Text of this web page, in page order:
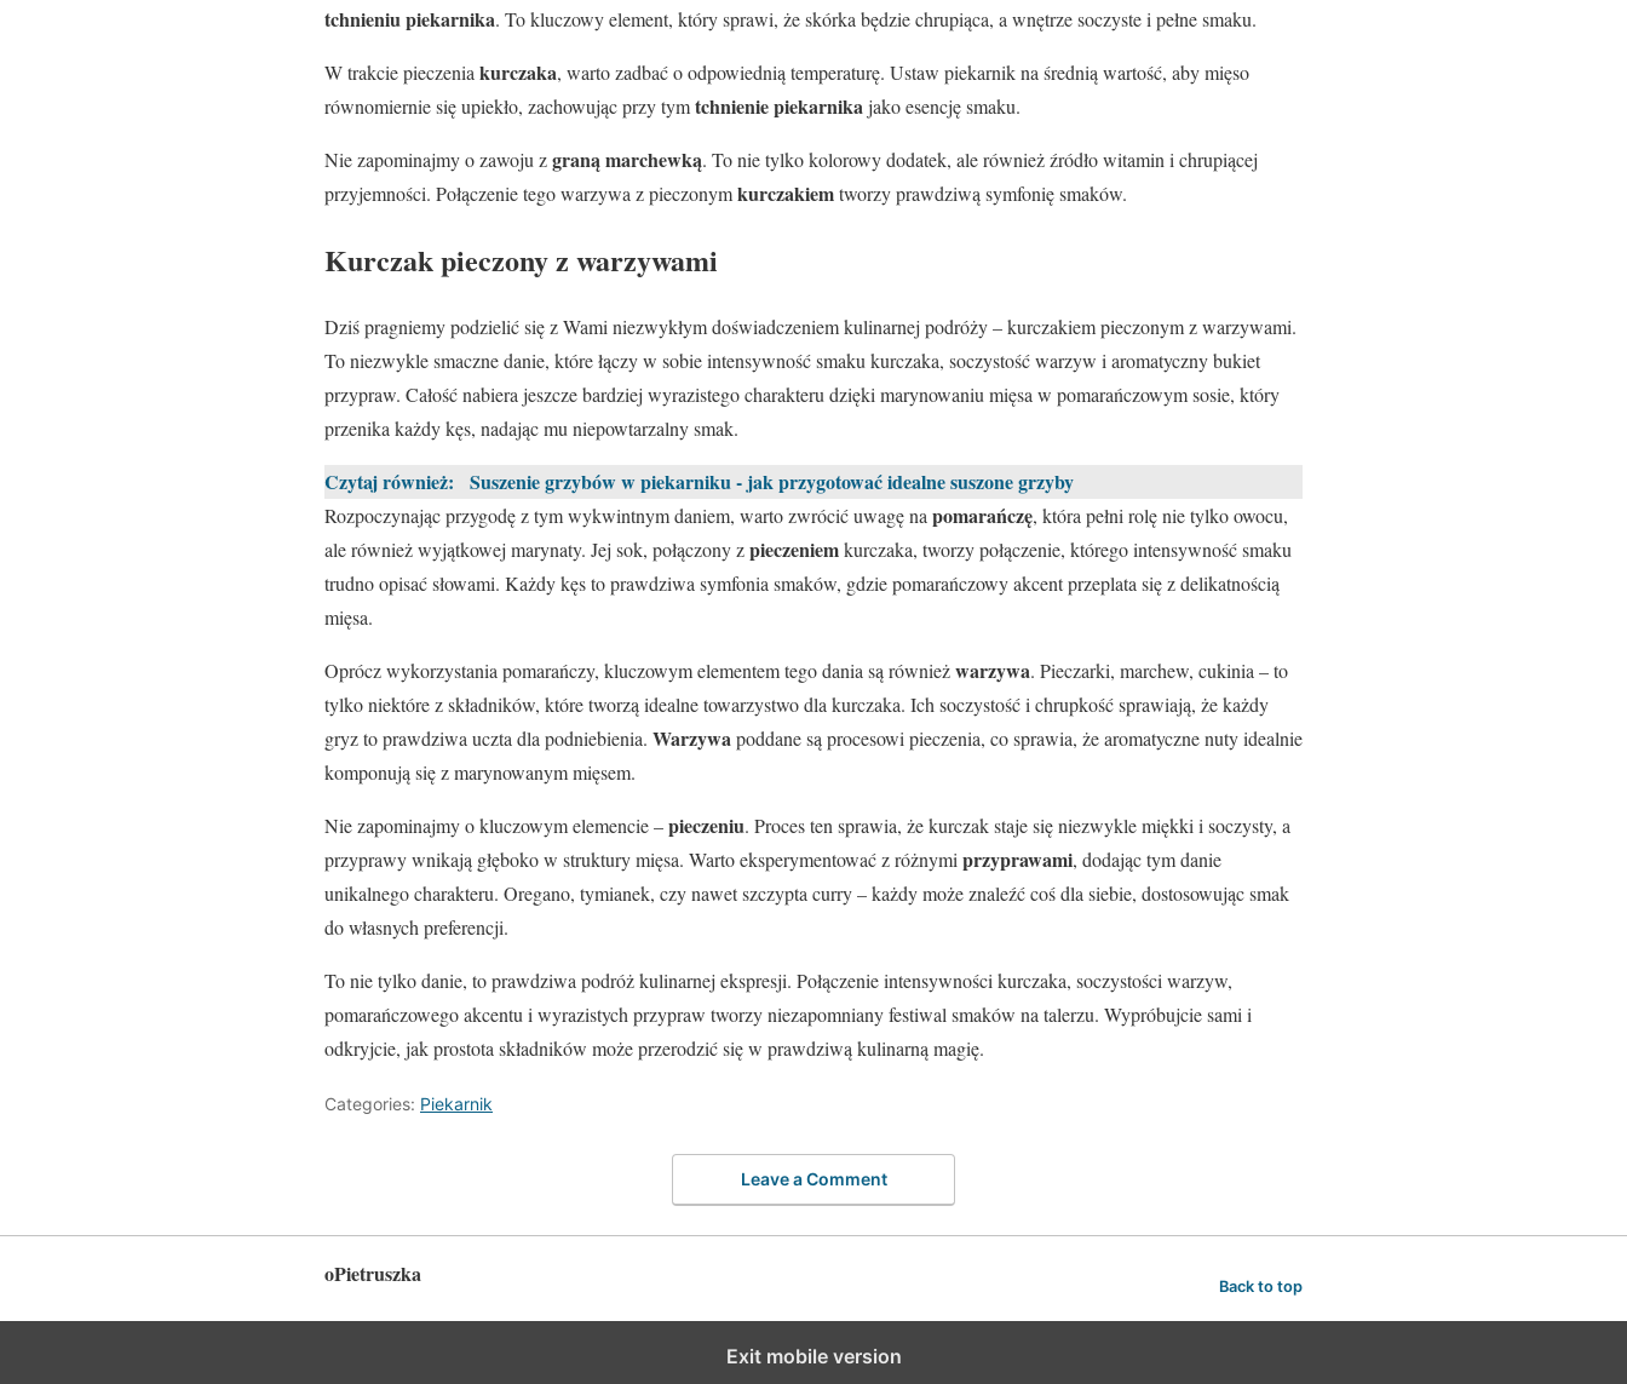
tchnieniu piekarnika. To kluczowy element, który sprawi, że skórka będzie chrupiąca, a wnętrze soczyste i pełne smaku.
W trakcie pieczenia kurczaka, warto zadbać o odpowiednią temperaturę. Ustaw piekarnik na średnią wartość, aby mięso
równomiernie się upiekło, zachowując przy tymtchnienie piekarnikajako esencję smaku.
Nie zapominajmy o zawoju zgraną marchewką. To nie tylko kolorowy dodatek, ale również źródło witamin i chrupiącej
przyjemności. Połączenie tego warzywa z pieczonymkurczakiemtworzy prawdziwą symfonię smaków.
Kurczak pieczony z warzywami
Dziś pragniemy podzielić się z Wami niezwykłym doświadczeniem kulinarnej podróży – kurczakiem pieczonym z warzywami.
To niezwykle smaczne danie, które łączy w sobie intensywność smaku kurczaka, soczystość warzyw i aromatyczny bukiet
przypraw. Całość nabiera jeszcze bardziej wyrazistego charakteru dzięki marynowaniu mięsa w pomarańczowym sosie, który
przenika każdy kęs, nadając mu niepowtarzalny smak.
Czytaj również: Suszenie grzybów w piekarniku - jak przygotować idealne suszone grzyby
Rozpoczynając przygodę z tym wykwintnym daniem, warto zwrócić uwagę na pomarańczę, która pełni rolę nie tylko owocu,
ale również wyjątkowej marynaty. Jej sok, połączony zpieczeniemkurczaka, tworzy połączenie, którego intensywność smaku
trudno opisać słowami. Każdy kęs to prawdziwa symfonia smaków, gdzie pomarańczowy akcent przeplata się z delikatnością
mięsa.
Oprócz wykorzystania pomarańczy, kluczowym elementem tego dania są równieżwarzywa. Pieczarki, marchew, cukinia – to
tylko niektóre z składników, które tworzą idealne towarzystwo dla kurczaka. Ich soczystość i chrupkość sprawiają, że każdy
gryz to prawdziwa uczta dla podniebienia. Warzywa poddane są procesowi pieczenia, co sprawia, że aromatyczne nuty idealnie
komponują się z marynowanym mięsem.
Nie zapominajmy o kluczowym elemencie –pieczeniu. Proces ten sprawia, że kurczak staje się niezwykle miękki i soczysty, a
przyprawy wnikają głęboko w struktury mięsa. Warto eksperymentować z różnymi przyprawami, dodając tym danie
unikalnego charakteru. Oregano, tymianek, czy nawet szczypta curry – każdy może znaleźć coś dla siebie, dostosowując smak
do własnych preferencji.
To nie tylko danie, to prawdziwa podróż kulinarnej ekspresji. Połączenie intensywności kurczaka, soczystości warzyw,
pomarańczowego akcentu i wyrazistych przypraw tworzy niezapomniany festiwal smaków na talerzu. Wypróbujcie sami i
odkryjcie, jak prostota składników może przerodzić się w prawdziwą kulinarną magię.
Categories: Piekarnik
Leave a Comment
oPietruszka Back to top
Exit mobile version